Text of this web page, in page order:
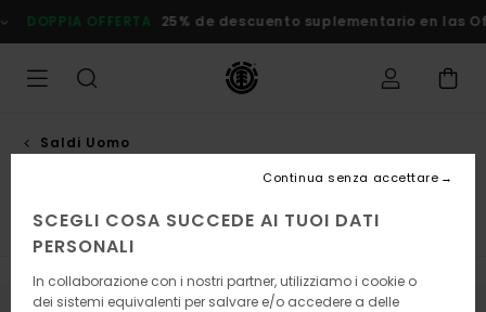
alla
selezione
griglie
de descuento suplementario en las Ofertas Risparmia
Saldi Uomo
Magliette Camicie Bermuda Felpe
SCEGLI COSA SUCCEDE AI TUOI DATI
PERSONALI
In collaborazione con i nostri partner, utilizziamo i cookie o
dei sistemi equivalenti per salvare e/o accedere a delle
Continua senza accettare